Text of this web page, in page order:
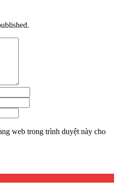
web trong trình duyệt này cho